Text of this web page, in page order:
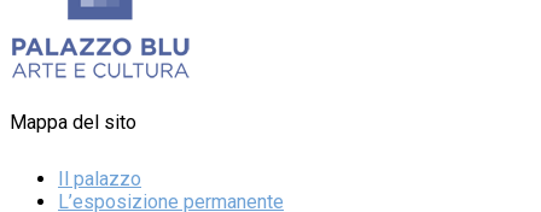
Mappa del sito
Il palazzo
L’esposizione permanente